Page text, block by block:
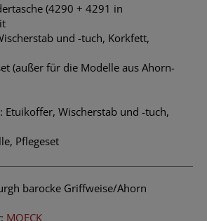
(4290 + 4291 in
und -tuch, Korkfett,
(außer für die Modelle aus Ahorn-
Etuikoffer, Wischerstab und -tuch,
Pflegeset
barocke Griffweise/Ahorn
MOECK